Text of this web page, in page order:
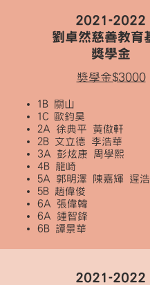
2021-2022
劉卓然慈善教育
獎學金
獎學金$3000
1B 關山
1C 歐鈞昊
2A 徐典平 黃傲軒
2B 文立德 李浩華
3A 彭炫康 周學熙
4B 龍崎
5A 郭明澤 陳嘉輝 遲浩
5B 趙偉俊
6A 張偉韓
6A 鍾智鋒
6B 譚景華
2021-2022